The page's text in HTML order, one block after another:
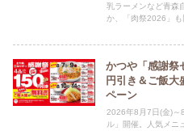
乳ラーメンなど青森
か、「肉祭2026」も
かつや「感謝祭
円引き＆ご飯
ペーン
2026年8月7日(金)～
ル」開催。人気メニ